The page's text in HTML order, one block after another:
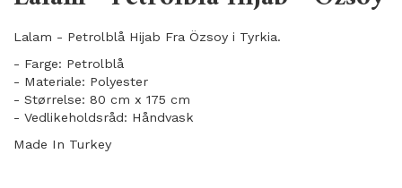
Lalam - Petrolblå Hijab Fra Özsoy i Tyrkia.
- Farge: Petrolblå
- Materiale: Polyester
- Størrelse: 80 cm x 175 cm
- Vedlikeholdsråd: Håndvask
Made In Turkey